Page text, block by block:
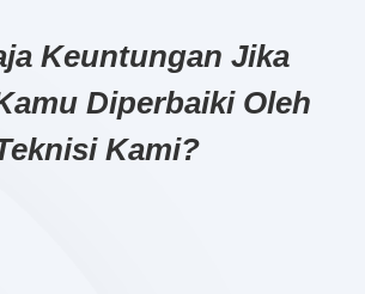
Keuntungan Jika
Diperbaiki Oleh
Kami?